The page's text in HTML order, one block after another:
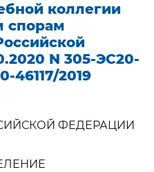
коллегии
спорам
N 305-ЭС20-
46117/2019
ФЕДЕРАЦИИ